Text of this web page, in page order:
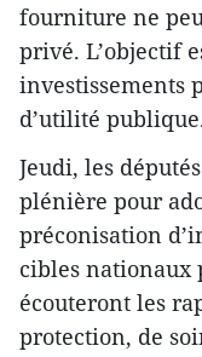
fourniture ne
privé. L’objectif
investissements
d’utilité
Jeudi, les
plénière pour
préconisation
cibles nationaux
écouteront les
protection, de